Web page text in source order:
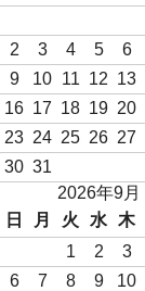
2
3 4 5 6
9
10 11 12 13
16 17 18 19 20
23 24 25 26 27
30 31
2026年9月
日
月 火 水 木
1
2 3
6
7 8 9 10